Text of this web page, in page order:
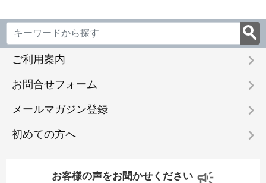
ご利用案内 keyboard_arrow_right
お問合せフォーム keyboard_arrow_right
メールマガジン登録 keyboard_arrow_right
初めての方へ keyboard_arrow_right
お客様の声をお聞かせください